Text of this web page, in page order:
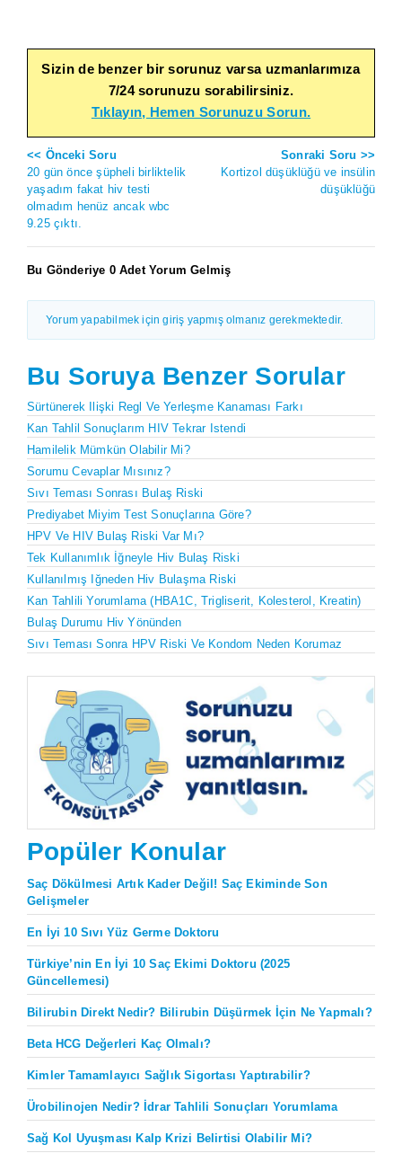
Sizin de benzer bir sorunuz varsa uzmanlarımıza
7/24 sorunuzu sorabilirsiniz.
Tıklayın, Hemen Sorunuzu Sorun.
<< Önceki Soru
20 gün önce şüpheli birliktelik
yaşadım fakat hiv testi
olmadım henüz ancak wbc
9.25 çıktı.
Sonraki Soru >>
Kortizol düşüklüğü ve insülin
düşüklüğü
Bu Gönderiye 0 Adet Yorum Gelmiş
Yorum yapabilmek için giriş yapmış olmanız gerekmektedir.
Bu Soruya Benzer Sorular
Sürtünerek Ilişki Regl Ve Yerleşme Kanaması Farkı
Kan Tahlil Sonuçlarım HIV Tekrar Istendi
Hamilelik Mümkün Olabilir Mi?
Sorumu Cevaplar Mısınız?
Sıvı Teması Sonrası Bulaş Riski
Prediyabet Miyim Test Sonuçlarına Göre?
HPV Ve HIV Bulaş Riski Var Mı?
Tek Kullanımlık İğneyle Hiv Bulaş Riski
Kullanılmış Iğneden Hiv Bulaşma Riski
Kan Tahlili Yorumlama (HBA1C, Trigliserit, Kolesterol, Kreatin)
Bulaş Durumu Hiv Yönünden
Sıvı Teması Sonra HPV Riski Ve Kondom Neden Korumaz
Popüler Konular
Saç Dökülmesi Artık Kader Değil! Saç Ekiminde Son
Gelişmeler
En İyi 10 Sıvı Yüz Germe Doktoru
Türkiye’nin En İyi 10 Saç Ekimi Doktoru (2025
Güncellemesi)
Bilirubin Direkt Nedir? Bilirubin Düşürmek İçin Ne Yapmalı?
Beta HCG Değerleri Kaç Olmalı?
Kimler Tamamlayıcı Sağlık Sigortası Yaptırabilir?
Ürobilinojen Nedir? İdrar Tahlili Sonuçları Yorumlama
Sağ Kol Uyuşması Kalp Krizi Belirtisi Olabilir Mi?